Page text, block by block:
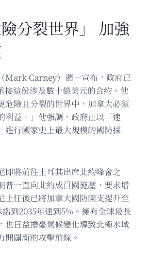
分裂世界」 加強
Mark Carney）週一宣布，政府已
接這份涉及數十億美元的合約。他
危險且分裂的世界中，加拿大必須
利益。」他強調，政府正以「速
進行國家史上最大規模的國防採
即將前往土耳其出席北約峰會之
普一直向北約成員國施壓，要求增
上任後已將加拿大國防開支提升至
到2035年達到5%。擁有全球最長
也日益擔憂氣候變化導致北極水域
開闢新的攻擊前線。